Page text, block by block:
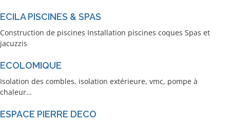
ECILA PISCINES & SPAS
Construction de piscines Installation piscines coques Spas et
jacuzzis
ECOLOMIQUE
Isolation des combles, isolation extérieure, vmc, pompe à
chaleur…
ESPACE PIERRE DECO